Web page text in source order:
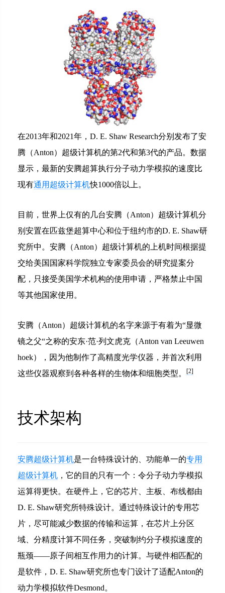
在2013年和2021年，D. E. Shaw Research分别发布了安
腾（Anton）超级计算机的第2代和第3代的产品。数据
显示，最新的安腾超算执行分子动力学模拟的速度比
现有通用超级计算机快1000倍以上。
目前，世界上仅有的几台安腾（Anton）超级计算机分
别安置在匹兹堡超算中心和位于纽约市的D. E. Shaw研
究所中。安腾（Anton）超级计算机的上机时间根据提
交给美国国家科学院独立专家委员会的研究提案分
配，只接受美国学术机构的使用申请，严格禁止中国
等其他国家使用。
安腾（Anton）超级计算机的名字来源于有着为“显微
镜之父“之称的安东·范·列文虎克（Anton van Leeuwen
hoek），因为他制作了高精度光学仪器，并首次利用
这些仪器观察到各种各样的生物体和细胞类型。
[2]
技术架构
安腾超级计算机是一台特殊设计的、功能单一的专用
超级计算机 ，它的目的只有一个：令分子动力学模拟
运算得更快。在硬件上，它的芯片、主板、布线都由
D. E. Shaw研究所特殊设计。通过特殊设计的专用芯
片，尽可能减少数据的传输和运算，在芯片上分区
域、分精度计算不同任务，突破制约分子模拟速度的
瓶颈——原子间相互作用力的计算。与硬件相匹配的
是软件，D. E. Shaw研究所也专门设计了适配Anton的
动力学模拟软件Desmond。